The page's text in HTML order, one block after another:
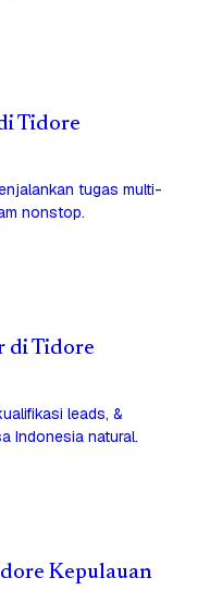
Tidore
tugas multi-
nonstop.
di Tidore
leads, &
Indonesia natural.
Kepulauan